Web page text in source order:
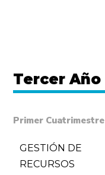
Tercer Año
Primer Cuatrimestre
GESTIÓN DE
RECURSOS